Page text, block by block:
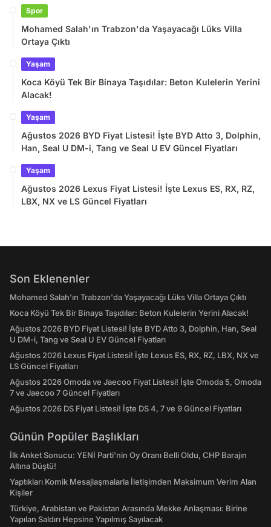
Spor
Mohamed Salah'ın Trabzon'da Yaşayacağı Lüks Villa
Ortaya Çıktı
Yaşam
Koca Köyü Tek Bir Binaya Taşıdılar: Beton Kulelerin Yerini
Alacak!
Yaşam
Ağustos 2026 BYD Fiyat Listesi! İşte BYD Atto 3, Dolphin,
Han, Seal U DM-i, Tang ve Seal U EV Güncel Fiyatları
Yaşam
Ağustos 2026 Lexus Fiyat Listesi! İşte Lexus ES, RX, RZ,
LBX, NX ve LS Güncel Fiyatları
Son Eklenenler
Mohamed Salah'ın Trabzon'da Yaşayacağı Lüks Villa Ortaya Çıktı
Koca Köyü Tek Bir Binaya Taşıdılar: Beton Kulelerin Yerini Alacak!
Ağustos 2026 BYD Fiyat Listesi! İşte BYD Atto 3, Dolphin, Han, Seal
U DM-i, Tang ve Seal U EV Güncel Fiyatları
Ağustos 2026 Lexus Fiyat Listesi! İşte Lexus ES, RX, RZ, LBX, NX ve
LS Güncel Fiyatları
Ağustos 2026 Omoda ve Jaecoo Fiyat Listesi! İşte Omoda 5, Omoda
7 ve Jaecoo 7 Güncel Fiyatları
Ağustos 2026 DS Fiyat Listesi! İşte DS 4, 7 ve 9 Güncel Fiyatları
Günün Popüler Başlıkları
İlk Anket Sonucu: YENİ Parti'nin Oy Oranı Belli Oldu, CHP Barajın
Altına Düştü!
Yaptıkları Komik Mesajlaşmalarla İletişimden Maksimum Verim Alan
Kişiler
Türkiye, Arabistan ve Pakistan Arasında Mekke Anlaşması: Birine
Yapılan Saldırı Hepsine Yapılmış Sayılacak